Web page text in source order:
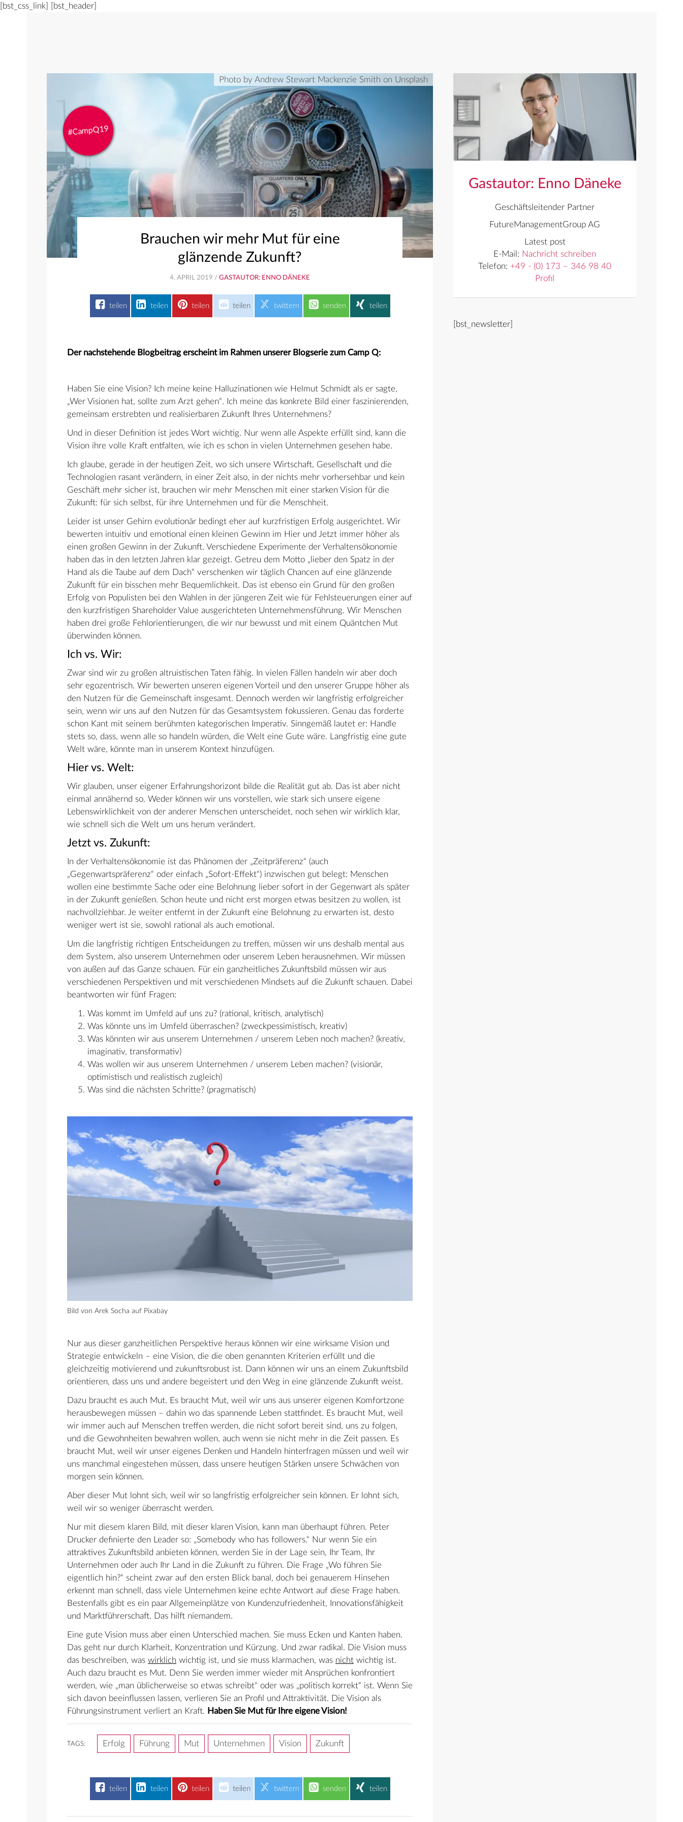
[bst_css_link] [bst_header]
#CampQ19
Photo by Andrew Stewart Mackenzie Smith on Unsplash
Brauchen wir mehr Mut für eine
glänzende Zukunft?
4. APRIL 2019 / GASTAUTOR: ENNO DÄNEKE
teilen teilen teilen teilen twittern senden teilen
Der nachstehende Blogbeitrag erscheint im Rahmen unserer Blogserie zum Camp Q:
Haben Sie eine Vision? Ich meine keine Halluzinationen wie Helmut Schmidt als er sagte,
„Wer Visionen hat, sollte zum Arzt gehen“. Ich meine das konkrete Bild einer faszinierenden,
gemeinsam erstrebten und realisierbaren Zukunft Ihres Unternehmens?
Und in dieser Definition ist jedes Wort wichtig. Nur wenn alle Aspekte erfüllt sind, kann die
Vision ihre volle Kraft entfalten, wie ich es schon in vielen Unternehmen gesehen habe.
Ich glaube, gerade in der heutigen Zeit, wo sich unsere Wirtschaft, Gesellschaft und die
Technologien rasant verändern, in einer Zeit also, in der nichts mehr vorhersehbar und kein
Geschäft mehr sicher ist, brauchen wir mehr Menschen mit einer starken Vision für die
Zukunft: für sich selbst, für ihre Unternehmen und für die Menschheit.
Leider ist unser Gehirn evolutionär bedingt eher auf kurzfristigen Erfolg ausgerichtet. Wir
bewerten intuitiv und emotional einen kleinen Gewinn im Hier und Jetzt immer höher als
einen großen Gewinn in der Zukunft. Verschiedene Experimente der Verhaltensökonomie
haben das in den letzten Jahren klar gezeigt. Getreu dem Motto „lieber den Spatz in der
Hand als die Taube auf dem Dach“ verschenken wir täglich Chancen auf eine glänzende
Zukunft für ein bisschen mehr Bequemlichkeit. Das ist ebenso ein Grund für den großen
Erfolg von Populisten bei den Wahlen in der jüngeren Zeit wie für Fehlsteuerungen einer auf
den kurzfristigen Shareholder Value ausgerichteten Unternehmensführung. Wir Menschen
haben drei große Fehlorientierungen, die wir nur bewusst und mit einem Quäntchen Mut
überwinden können.
Ich vs. Wir:
Zwar sind wir zu großen altruistischen Taten fähig. In vielen Fällen handeln wir aber doch
sehr egozentrisch. Wir bewerten unseren eigenen Vorteil und den unserer Gruppe höher als
den Nutzen für die Gemeinschaft insgesamt. Dennoch werden wir langfristig erfolgreicher
sein, wenn wir uns auf den Nutzen für das Gesamtsystem fokussieren. Genau das forderte
schon Kant mit seinem berühmten kategorischen Imperativ. Sinngemäß lautet er: Handle
stets so, dass, wenn alle so handeln würden, die Welt eine Gute wäre. Langfristig eine gute
Welt wäre, könnte man in unserem Kontext hinzufügen.
Hier vs. Welt:
Wir glauben, unser eigener Erfahrungshorizont bilde die Realität gut ab. Das ist aber nicht
einmal annähernd so. Weder können wir uns vorstellen, wie stark sich unsere eigene
Lebenswirklichkeit von der anderer Menschen unterscheidet, noch sehen wir wirklich klar,
wie schnell sich die Welt um uns herum verändert.
Jetzt vs. Zukunft:
In der Verhaltensökonomie ist das Phänomen der „Zeitpräferenz“ (auch
„Gegenwartspräferenz“ oder einfach „Sofort-Effekt“) inzwischen gut belegt: Menschen
wollen eine bestimmte Sache oder eine Belohnung lieber sofort in der Gegenwart als später
in der Zukunft genießen. Schon heute und nicht erst morgen etwas besitzen zu wollen, ist
nachvollziehbar. Je weiter entfernt in der Zukunft eine Belohnung zu erwarten ist, desto
weniger wert ist sie, sowohl rational als auch emotional.
Um die langfristig richtigen Entscheidungen zu treffen, müssen wir uns deshalb mental aus
dem System, also unserem Unternehmen oder unserem Leben herausnehmen. Wir müssen
von außen auf das Ganze schauen. Für ein ganzheitliches Zukunftsbild müssen wir aus
verschiedenen Perspektiven und mit verschiedenen Mindsets auf die Zukunft schauen. Dabei
beantworten wir fünf Fragen:
Was kommt im Umfeld auf uns zu? (rational, kritisch, analytisch)
Was könnte uns im Umfeld überraschen? (zweckpessimistisch, kreativ)
Was könnten wir aus unserem Unternehmen / unserem Leben noch machen? (kreativ,
imaginativ, transformativ)
Was wollen wir aus unserem Unternehmen / unserem Leben machen? (visionär,
optimistisch und realistisch zugleich)
Was sind die nächsten Schritte? (pragmatisch)
Bild von Arek Socha auf Pixabay
Nur aus dieser ganzheitlichen Perspektive heraus können wir eine wirksame Vision und
Strategie entwickeln – eine Vision, die die oben genannten Kriterien erfüllt und die
gleichzeitig motivierend und zukunftsrobust ist. Dann können wir uns an einem Zukunftsbild
orientieren, dass uns und andere begeistert und den Weg in eine glänzende Zukunft weist.
Dazu braucht es auch Mut. Es braucht Mut, weil wir uns aus unserer eigenen Komfortzone
herausbewegen müssen – dahin wo das spannende Leben stattfindet. Es braucht Mut, weil
wir immer auch auf Menschen treffen werden, die nicht sofort bereit sind, uns zu folgen,
und die Gewohnheiten bewahren wollen, auch wenn sie nicht mehr in die Zeit passen. Es
braucht Mut, weil wir unser eigenes Denken und Handeln hinterfragen müssen und weil wir
uns manchmal eingestehen müssen, dass unsere heutigen Stärken unsere Schwächen von
morgen sein können.
Aber dieser Mut lohnt sich, weil wir so langfristig erfolgreicher sein können. Er lohnt sich,
weil wir so weniger überrascht werden.
Nur mit diesem klaren Bild, mit dieser klaren Vision, kann man überhaupt führen. Peter
Drucker definierte den Leader so: „Somebody who has followers.“ Nur wenn Sie ein
attraktives Zukunftsbild anbieten können, werden Sie in der Lage sein, Ihr Team, Ihr
Unternehmen oder auch Ihr Land in die Zukunft zu führen. Die Frage „Wo führen Sie
eigentlich hin?“ scheint zwar auf den ersten Blick banal, doch bei genauerem Hinsehen
erkennt man schnell, dass viele Unternehmen keine echte Antwort auf diese Frage haben.
Bestenfalls gibt es ein paar Allgemeinplätze von Kundenzufriedenheit, Innovationsfähigkeit
und Marktführerschaft. Das hilft niemandem.
Eine gute Vision muss aber einen Unterschied machen. Sie muss Ecken und Kanten haben.
Das geht nur durch Klarheit, Konzentration und Kürzung. Und zwar radikal. Die Vision muss
das beschreiben, was wirklich wichtig ist, und sie muss klarmachen, was nicht wichtig ist.
Auch dazu braucht es Mut. Denn Sie werden immer wieder mit Ansprüchen konfrontiert
werden, wie „man üblicherweise so etwas schreibt“ oder was „politisch korrekt“ ist. Wenn Sie
sich davon beeinflussen lassen, verlieren Sie an Profil und Attraktivität. Die Vision als
Führungsinstrument verliert an Kraft. Haben Sie Mut für Ihre eigene Vision!
TAGS: Erfolg Führung Mut Unternehmen Vision Zukunft
teilen teilen teilen teilen twittern senden teilen
Gastautor: Enno Däneke
Geschäftsleitender Partner
FutureManagementGroup AG
Latest post
E-Mail: Nachricht schreiben
Telefon: +49 - (0) 173 – 346 98 40
Profil
[bst_newsletter]